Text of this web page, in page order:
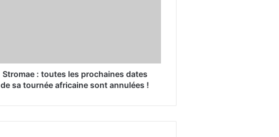
Stromae : toutes les prochaines dates
de sa tournée africaine sont annulées !